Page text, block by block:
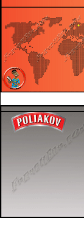
Bouche :
Finale :